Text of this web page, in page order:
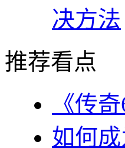
决方法
推荐看点
《传
如何